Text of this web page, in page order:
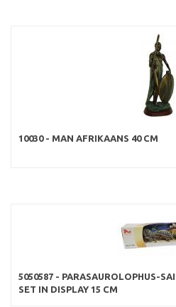
10030 - MAN AFRIKAANS 40 CM
5050587 - PARASAUROLOPHUS-
SET IN DISPLAY 15 CM